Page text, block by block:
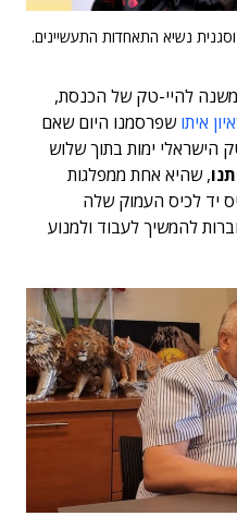
וסגנית נשיא התאחדות התעשיינים.
להיי-טק של הכנסת,
איתושפרסמנו היום שאם
הישראלי ימות בתוך שלוש
, שהיא אחת ממפלגות
יד לכיס העמוק שלה
להמשיך לעבוד ולמנוע